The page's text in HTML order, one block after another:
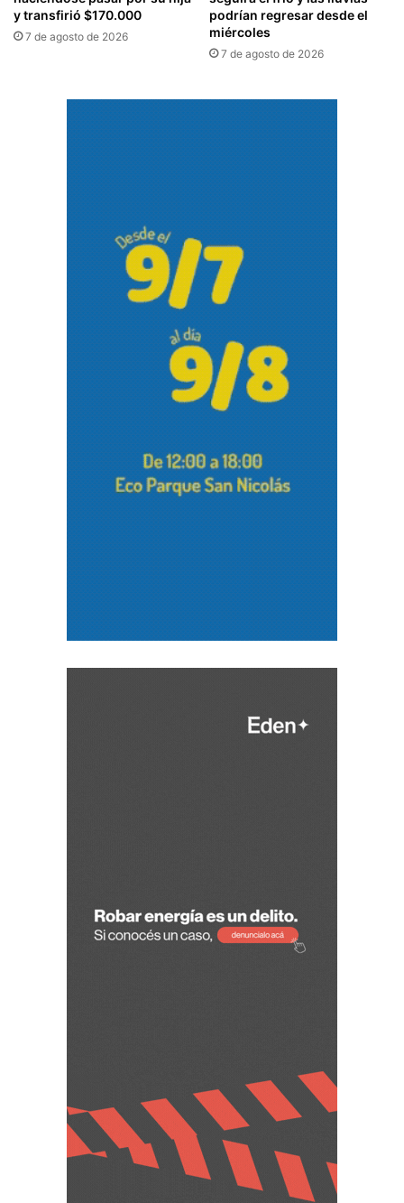
y transfirió $170.000
7 de agosto de 2026
podrían regresar desde el
miércoles
7 de agosto de 2026